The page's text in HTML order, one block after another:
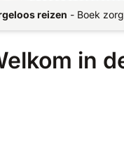
reizen - Boek
in